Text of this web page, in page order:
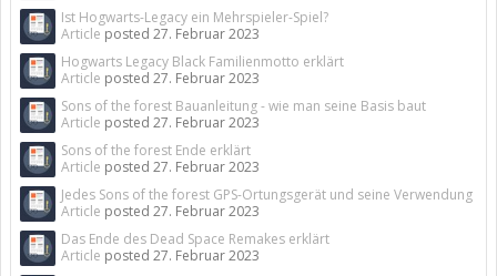
Ist Hogwarts-Legacy ein Mehrspieler-Spiel?
Article posted 27. Februar 2023
Hogwarts Legacy Black Familienmotto erklärt
Article posted 27. Februar 2023
Sons of the forest Bauanleitung - wie man seine Basis baut
Article posted 27. Februar 2023
Sons of the forest Ende erklärt
Article posted 27. Februar 2023
Jedes Sons of the forest GPS-Ortungsgerät und seine Verwendung
Article posted 27. Februar 2023
Das Ende des Dead Space Remakes erklärt
Article posted 27. Februar 2023